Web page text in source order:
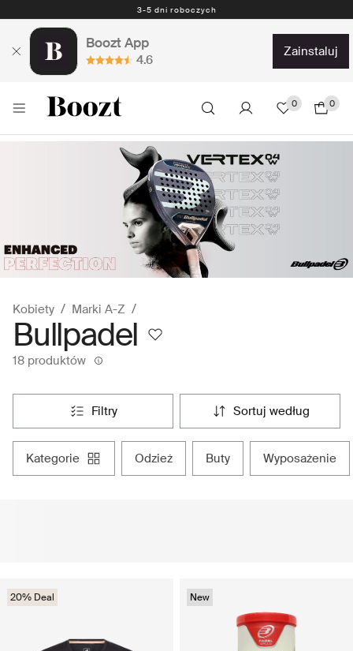
3-5 dni roboczych
Boozt App
4.6
zainstaluj
0 0
Kobiety Marki A-Z
Bullpadel
18 produktów
filtry sortuj według
kategorie odzież buty wyposażenie
20% Deal New